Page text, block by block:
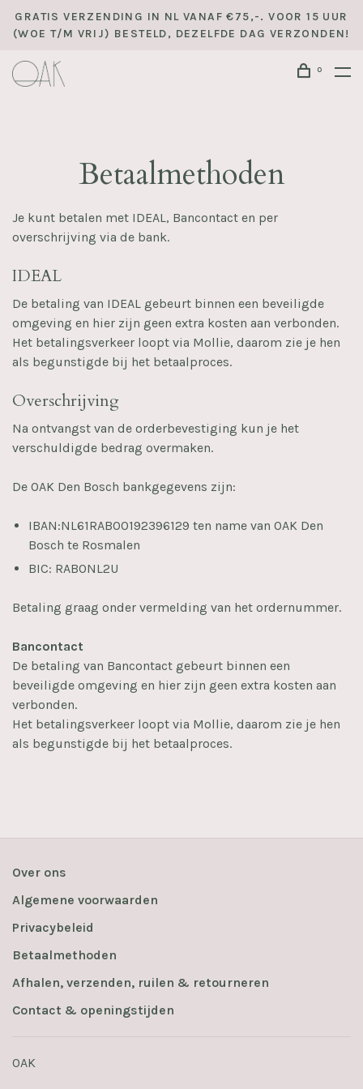
GRATIS VERZENDING IN NL VANAF €75,-. VOOR 15 UUR
(WOE T/M VRIJ) BESTELD, DEZELFDE DAG VERZONDEN!
0
Betaalmethoden
Je kunt betalen met IDEAL, Bancontact en per
overschrijving via de bank.
IDEAL
De betaling van IDEAL gebeurt binnen een beveiligde
omgeving en hier zijn geen extra kosten aan verbonden.
Het betalingsverkeer loopt via Mollie, daarom zie je hen
als begunstigde bij het betaalproces.
Overschrijving
Na ontvangst van de orderbevestiging kun je het
verschuldigde bedrag overmaken.
De OAK Den Bosch bankgegevens zijn:
IBAN:NL61RABO0192396129 ten name van OAK Den
Bosch te Rosmalen
BIC: RABONL2U
Betaling graag onder vermelding van het ordernummer.
Bancontact
De betaling van Bancontact gebeurt binnen een
beveiligde omgeving en hier zijn geen extra kosten aan
verbonden.
Het betalingsverkeer loopt via Mollie, daarom zie je hen
als begunstigde bij het betaalproces.
Over ons
Algemene voorwaarden
Privacybeleid
Betaalmethoden
Afhalen, verzenden, ruilen & retourneren
Contact & openingstijden
OAK